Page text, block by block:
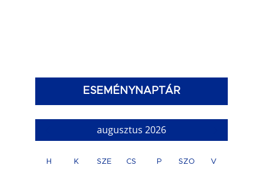
ESEMÉNYNAPTÁR
augusztus 2026
H K SZE CS P SZO V